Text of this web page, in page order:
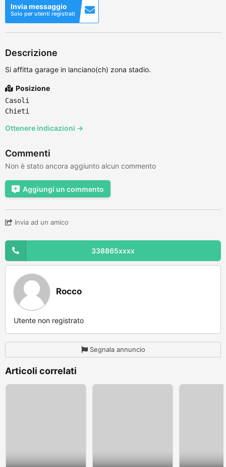
Invia messaggio
Solo per utenti registrati
Descrizione
Si affitta garage in lanciano(ch) zona stadio.
Posizione
Casoli
Chieti
Ottenere indicazioni →
Commenti
Non è stato ancora aggiunto alcun commento
Aggiungi un commento
Invia ad un amico
338865xxxx
Rocco
Utente non registrato
Segnala annuncio
Articoli correlati